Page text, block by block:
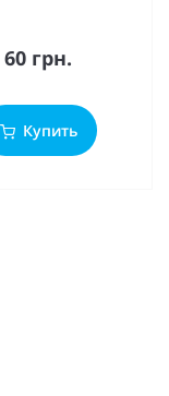
60 грн.
Купить